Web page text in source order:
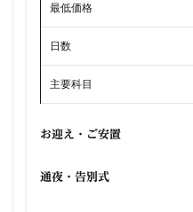
最低価格
日数
主要科目
お迎え・ご安置
通夜・告別式